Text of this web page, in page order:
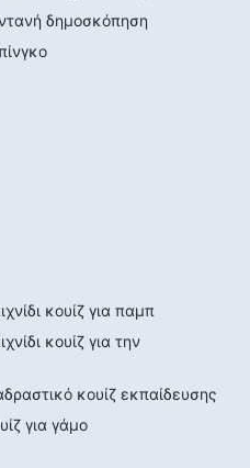
δημοσκόπηση
κουίζ για παμπ
κουίζ για την
κουίζ εκπαίδευσης
για γάμο